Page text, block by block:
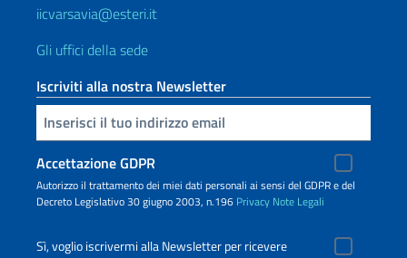
iicvarsavia@esteri.it
Gli uffici della sede
Iscriviti alla nostra Newsletter
Inserisci la tua email
Accettazione GDPR
Autorizzo il trattamento dei miei dati personali ai sensi del GDPR e del
Decreto Legislativo 30 giugno 2003, n.196 Privacy Note Legali
Sì, voglio iscrivermi alla Newsletter per ricevere